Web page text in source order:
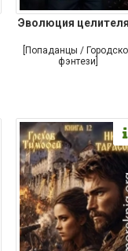
Эволюция
[Попаданцы /
фэнтези]